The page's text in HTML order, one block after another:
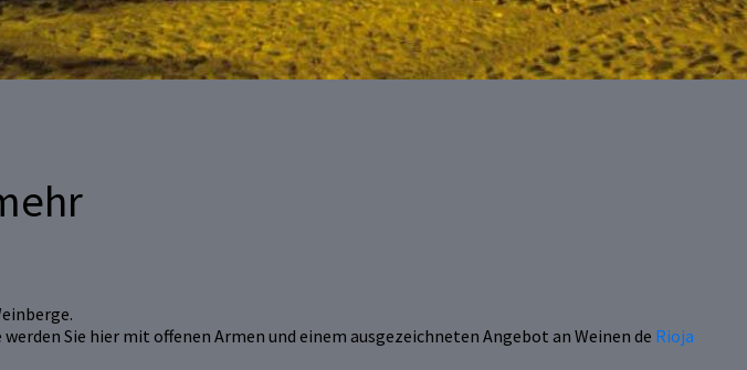
Sie hier mit offenen Armen und einem ausgezeichneten Angebot an Weinen de Rioja